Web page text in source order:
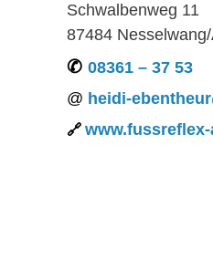
Schwalbenweg 11
87484
08361 – 37 53
heidi-